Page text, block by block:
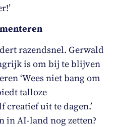
razendsnel. Gerwald
is om bij te blijven
‘Wees niet bang om
talloze
uit te dagen.’
in AI-land nog zetten?